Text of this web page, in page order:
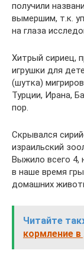
получили
вымершим, т.к.
на глаза
Хитрый сириец,
игрушки для
(шутка)
Турции, Ирана,
пор.
Скрывался
израильский
Выжило всего 4,
в наше время
домашних
Читайте
кормление